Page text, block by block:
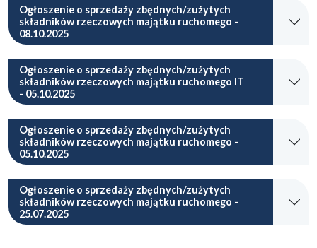
Ogłoszenie o sprzedaży zbędnych/zużytych
składników rzeczowych majątku ruchomego -
08.10.2025
Ogłoszenie o sprzedaży zbędnych/zużytych
składników rzeczowych majątku ruchomego IT
- 05.10.2025
Ogłoszenie o sprzedaży zbędnych/zużytych
składników rzeczowych majątku ruchomego -
05.10.2025
Ogłoszenie o sprzedaży zbędnych/zużytych
składników rzeczowych majątku ruchomego -
25.07.2025